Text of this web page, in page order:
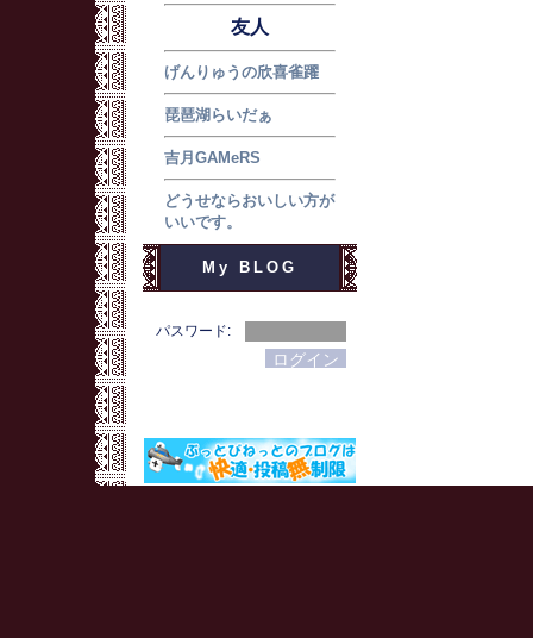
友人
げんりゅうの欣喜雀躍
琵琶湖らいだぁ
吉月GAMeRS
どうせならおいしい方が
いいです。
My BLOG
パスワード: